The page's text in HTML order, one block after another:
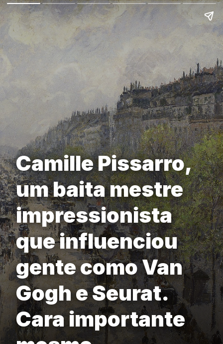
Camille Pissarro,
um baita mestre
impressionista
que influenciou
gente como Van
Gogh e Seurat.
Cara importante